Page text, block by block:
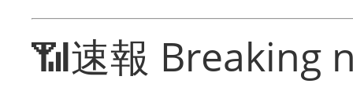
📶速報 Breaking